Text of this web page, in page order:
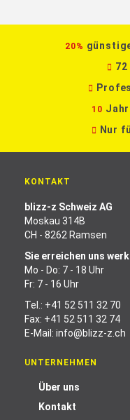
20%
10
Nur
KONTAKT
blizz-z Schweiz AG
Moskau 314B
CH - 8262 Ramsen
Sie erreichen uns
Mo - Do: 7 - 18 Uhr
Fr: 7 - 16 Uhr
Tel.: +41 52 511 32 70
Fax: +41 52 511 32 74
E-Mail: info@blizz-z.ch
UNTERNEHMEN
Über uns
Kontakt